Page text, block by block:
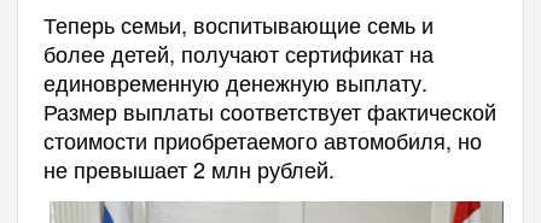
Теперь семьи, воспитывающие семь и
более детей, получают сертификат на
единовременную денежную выплату.
Размер выплаты соответствует фактической
стоимости приобретаемого автомобиля, но
не превышает 2 млн рублей.